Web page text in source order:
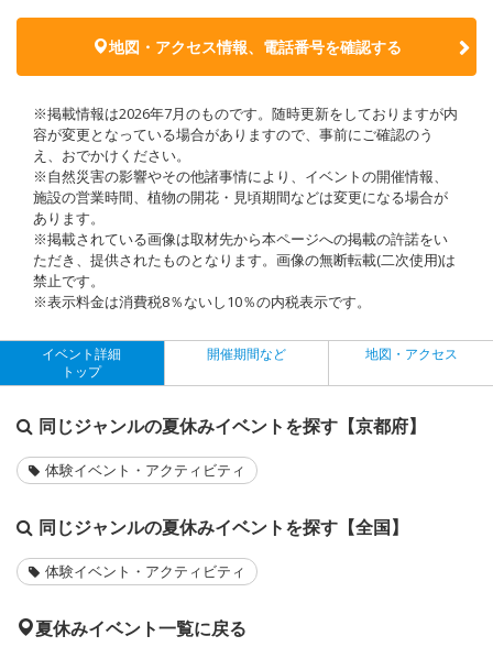
地図・アクセス情報、電話番号を確認する
※掲載情報は2026年7月のものです。随時更新をしておりますが内
容が変更となっている場合がありますので、事前にご確認のう
え、おでかけください。
※自然災害の影響やその他諸事情により、イベントの開催情報、
施設の営業時間、植物の開花・見頃期間などは変更になる場合が
あります。
※掲載されている画像は取材先から本ページへの掲載の許諾をい
ただき、提供されたものとなります。画像の無断転載(二次使用)は
禁止です。
※表示料金は消費税8％ないし10％の内税表示です。
イベント詳細
トップ
開催期間など 地図・アクセス
同じジャンルの夏休みイベントを探す【京都府】
体験イベント・アクティビティ
同じジャンルの夏休みイベントを探す【全国】
体験イベント・アクティビティ
夏休みイベント一覧に戻る